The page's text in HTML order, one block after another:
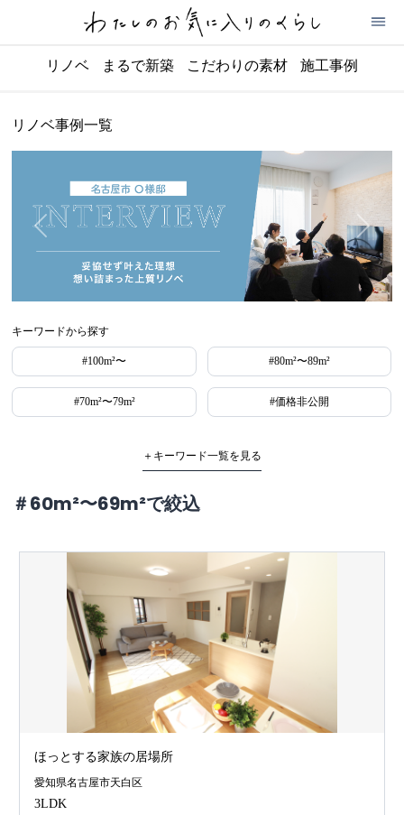
リノベ まるで新築 こだわりの素材 施工事例
リノベ事例一覧
キーワードから探す
#100m²〜 #80m²〜89m²
#70m²〜79m² #価格非公開
＋キーワード一覧を見る
＃60m²〜69m²で絞込
ほっとする家族の居場所
愛知県名古屋市天白区
3LDK